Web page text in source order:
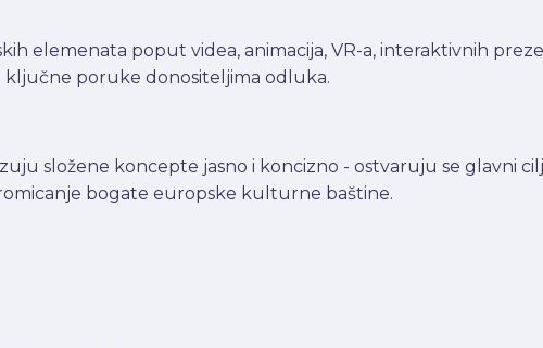
elemenata poput videa, animacija, VR-a, interaktivnih
poruke donositeljima odluka.
složene koncepte jasno i koncizno - ostvaruju se glavni
bogate europske kulturne baštine.